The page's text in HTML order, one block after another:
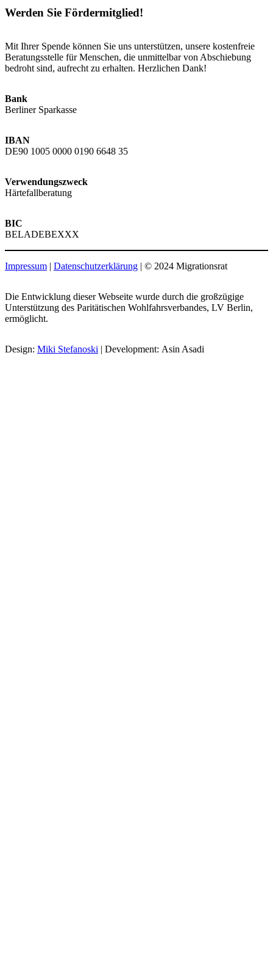
Werden Sie Fördermitglied!
Mit Ihrer Spende können Sie uns unterstützen, unsere kostenfreie
Beratungsstelle für Menschen, die unmittelbar von Abschiebung
bedroht sind, aufrecht zu erhalten. Herzlichen Dank!
Bank
Berliner Sparkasse
IBAN
DE90 1005 0000 0190 6648 35
Verwendungszweck
Härtefallberatung
BIC
BELADEBEXXX
Impressum | Datenschutzerklärung | © 2024 Migrationsrat
Die Entwicklung dieser Webseite wurde durch die großzügige
Unterstützung des Paritätischen Wohlfahrsverbandes, LV Berlin,
ermöglicht.
Design: Miki Stefanoski | Development: Asin Asadi